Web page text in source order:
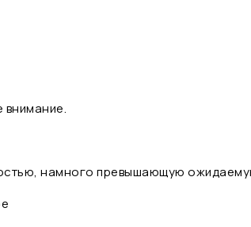
внимание.
намного превышающую